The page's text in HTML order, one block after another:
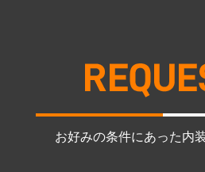
お好みの条件にあった内